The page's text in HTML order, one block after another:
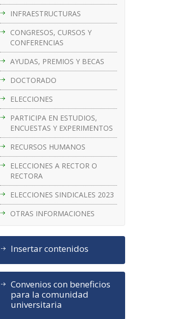
INFRAESTRUCTURAS
CONGRESOS, CURSOS Y
CONFERENCIAS
AYUDAS, PREMIOS Y BECAS
DOCTORADO
ELECCIONES
PARTICIPA EN ESTUDIOS,
ENCUESTAS Y EXPERIMENTOS
RECURSOS HUMANOS
ELECCIONES A RECTOR O
RECTORA
ELECCIONES SINDICALES 2023
OTRAS INFORMACIONES
Insertar contenidos
Convenios con beneficios
para la comunidad
universitaria